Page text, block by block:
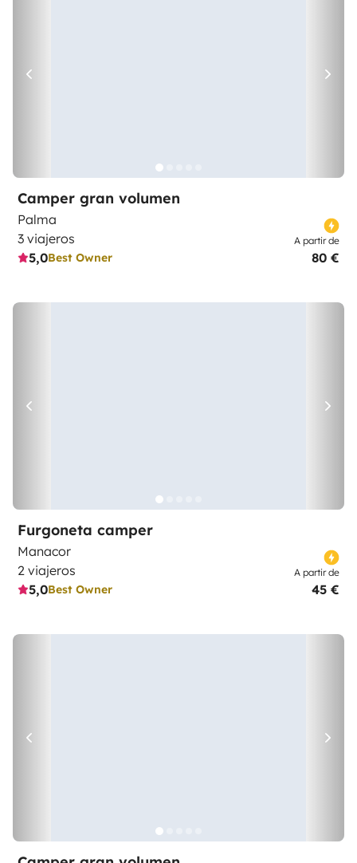
Camper gran volumen
Palma
3 viajeros
5,0Best Owner
A partir de
80 €
Furgoneta camper
Manacor
2 viajeros
5,0Best Owner
A partir de
45 €